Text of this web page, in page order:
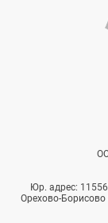
Юр. адрес:
Орехово-